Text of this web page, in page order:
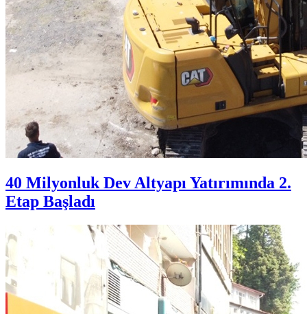
40 Milyonluk Dev Altyapı Yatırımında 2.
Etap Başladı